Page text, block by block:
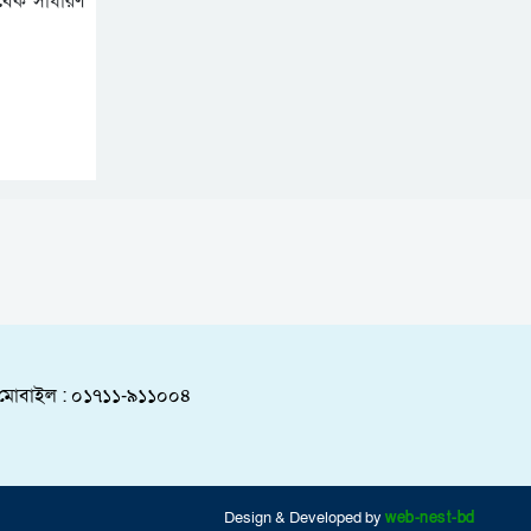
মোবাইল : ০১৭১১-৯১১০০৪
Design & Developed byweb-nest-bd